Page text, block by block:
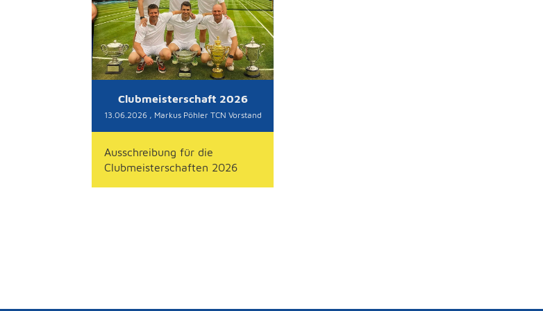
Clubmeisterschaft 2026
13.06.2026, Markus Pöhler TCN Vorstand
Ausschreibung für die
Clubmeisterschaften 2026